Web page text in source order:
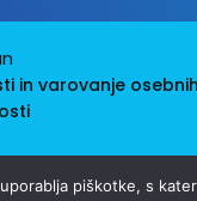
in varovanje
piškotke, s